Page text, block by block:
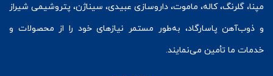
مپنا، گلرنگ، کاله، ماموت، داروسازی عبیدی، سیناژن، پتروشیمی شیراز
و ذوب‌آهن پاسارگاد، به‌طور مستمر نیازهای خود را از محصولات و
خدمات ما تأمین می‌نمایند.